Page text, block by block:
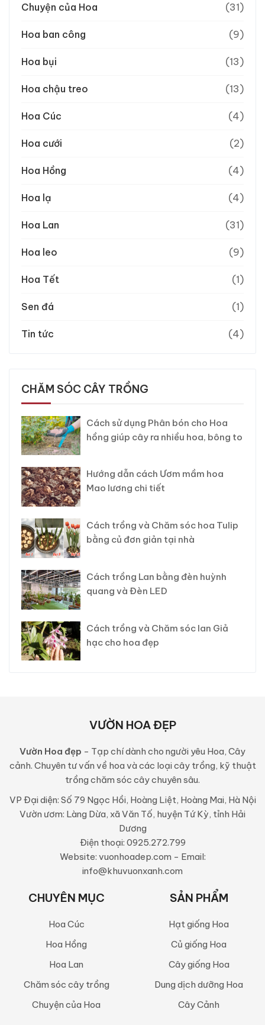
Chuyện của Hoa (31)
Hoa ban công (9)
Hoa bụi (13)
Hoa chậu treo (13)
Hoa Cúc (4)
Hoa cưới (2)
Hoa Hồng (4)
Hoa lạ (4)
Hoa Lan (31)
Hoa leo (9)
Hoa Tết (1)
Sen đá (1)
Tin tức (4)
CHĂM SÓC CÂY TRỒNG
Cách sử dụng Phân bón cho Hoa
hồng giúp cây ra nhiều hoa, bông to
Hướng dẫn cách Ươm mầm hoa
Mao lương chi tiết
Cách trồng và Chăm sóc hoa Tulip
bằng củ đơn giản tại nhà
Cách trồng Lan bằng đèn huỳnh
quang và Đèn LED
Cách trồng và Chăm sóc lan Giả
hạc cho hoa đẹp
VƯỜN HOA ĐẸP
Vườn Hoa đẹp - Tạp chí dành cho người yêu Hoa, Cây
cảnh. Chuyên tư vấn về hoa và các loại cây trồng, kỹ thuật
trồng chăm sóc cây chuyên sâu.
VP Đại diện: Số 79 Ngọc Hồi, Hoàng Liệt, Hoàng Mai, Hà Nội
Vườn ươm: Làng Dừa, xã Văn Tố, huyện Tứ Kỳ, tỉnh Hải
Dương
Điện thoại: 0925.272.799
Website: vuonhoadep.com - Email:
info@khuvuonxanh.com
CHUYÊN MỤC
Hoa Cúc
Hoa Hồng
Hoa Lan
Chăm sóc cây trồng
Chuyện của Hoa
SẢN PHẨM
Hạt giống Hoa
Củ giống Hoa
Cây giống Hoa
Dung dịch dưỡng Hoa
Cây Cảnh